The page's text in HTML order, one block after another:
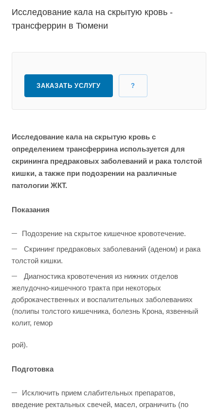
Исследование кала на скрытую кровь -
трансферрин в Тюмени
ЗАКАЗАТЬ УСЛУГУ ?
Исследование кала на скрытую кровь с
определением трансферрина используется для
скрининга предраковых заболеваний и рака толстой
кишки, а также при подозрении на различные
патологии ЖКТ.
Показания
Подозрение на скрытое кишечное кровотечение.
Скрининг предраковых заболеваний (аденом) и рака
толстой кишки.
Диагностика кровотечения из нижних отделов
желудочно-кишечного тракта при некоторых
доброкачественных и воспалительных заболеваниях
(полипы толстого кишечника, болезнь Крона, язвенный
колит, гемор
рой).
Подготовка
Исключить прием слабительных препаратов,
введение ректальных свечей, масел, ограничить (по